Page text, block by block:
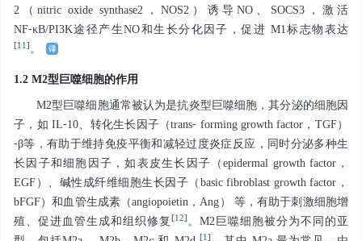
2（nitric oxide synthase2，NOS2）诱导NO、SOCS3，激活
NF⁃κB/PI3K途径产生NO和生长分化因子，促进 M1标志物表达
[11 ] 。
1.2 M2型巨噬细胞的作用
M2型巨噬细胞通常被认为是抗炎型巨噬细胞，其分泌的细胞因
子，如 IL⁃10、转化生长因子（trans⁃ forming growth factor，TGF）
⁃β等，有助于维持免疫平衡和减轻过度炎症反应，同时分泌多种生
长因子和细胞因子，如表皮生长因子（epidermal growth factor，
EGF）、碱性成纤维细胞生长因子（basic fibroblast growth factor，
bFGF）和血管生成素（angiopoietin，Ang） 等，有助于刺激细胞增
殖、促进血管生成和组织修复 [12] 。M2巨噬细胞被分为不同的亚
[1 ]